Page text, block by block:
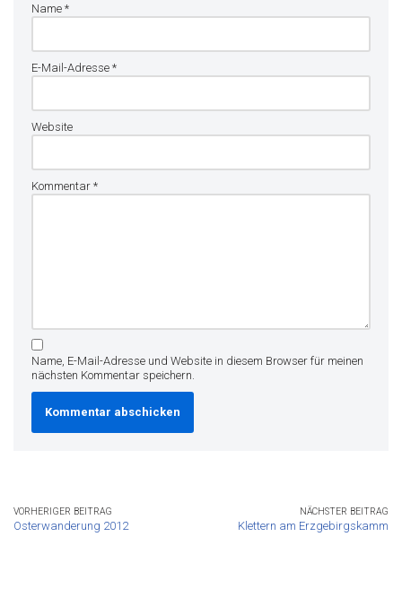
Name *
E-Mail-Adresse *
Website
Kommentar *
Name, E-Mail-Adresse und Website in diesem Browser für meinen
nächsten Kommentar speichern.
VORHERIGER BEITRAG
Osterwanderung 2012
NÄCHSTER BEITRAG
Klettern am Erzgebirgskamm